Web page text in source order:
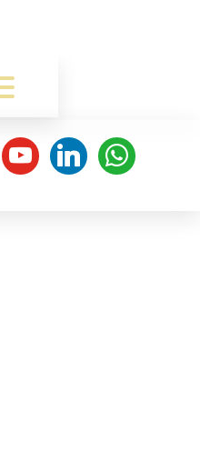
youtube linkedin whatsapp